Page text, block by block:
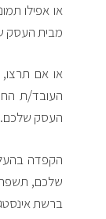
או אפילו
מבית העסק
או אם
העובד/ת
העסק שלכם.
הקפדה
שלכם, תשפר
ברשת